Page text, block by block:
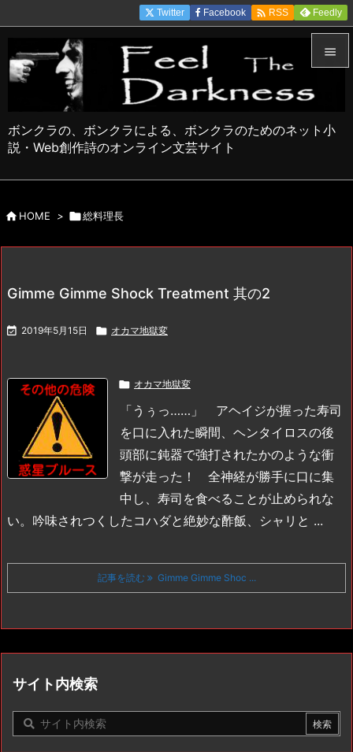
ボンクラの、ボンクラによる、ボンクラのためのネット小
説・Web創作詩のオンライン文芸サイト



Twitter Facebook  RSS Feedly
HOME > 総料理長
Gimme Gimme Shock Treatment 其の2
 2019年5月15日  オカマ地獄変
 オカマ地獄変
「うぅっ……」
アヘイジが握った寿司
を口に入れた瞬間、ヘンタイロスの後
頭部に鈍器で強打されたかのような衝
撃が走った！ 全神経が勝手に口に集
中し、寿司を食べることが止められな
い。吟味されつくしたコハダと絶妙な酢飯、シャリと ...
記事を読む Gimme Gimme Shoc ...
サイト内検索